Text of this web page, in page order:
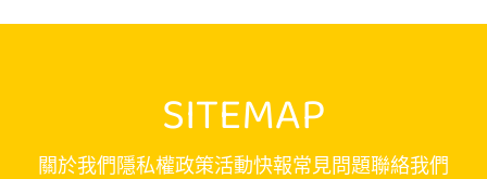
SITEMAP
關於我們隱私權政策活動快報常見問題聯絡我們